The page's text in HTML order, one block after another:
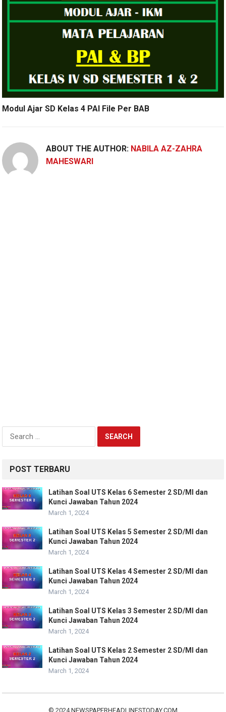
Modul Ajar SD Kelas 4 PAI File Per BAB
ABOUT THE AUTHOR: NABILA AZ-ZAHRA
MAHESWARI
for:
POST TERBARU
Latihan Soal UTS Kelas 6 Semester 2 SD/MI dan
Kunci Jawaban Tahun 2024
March 1, 2024
Latihan Soal UTS Kelas 5 Semester 2 SD/MI dan
Kunci Jawaban Tahun 2024
March 1, 2024
Latihan Soal UTS Kelas 4 Semester 2 SD/MI dan
Kunci Jawaban Tahun 2024
March 1, 2024
Latihan Soal UTS Kelas 3 Semester 2 SD/MI dan
Kunci Jawaban Tahun 2024
March 1, 2024
Latihan Soal UTS Kelas 2 Semester 2 SD/MI dan
Kunci Jawaban Tahun 2024
March 1, 2024
© 2024NEWSPAPERHEADLINESTODAY.COM